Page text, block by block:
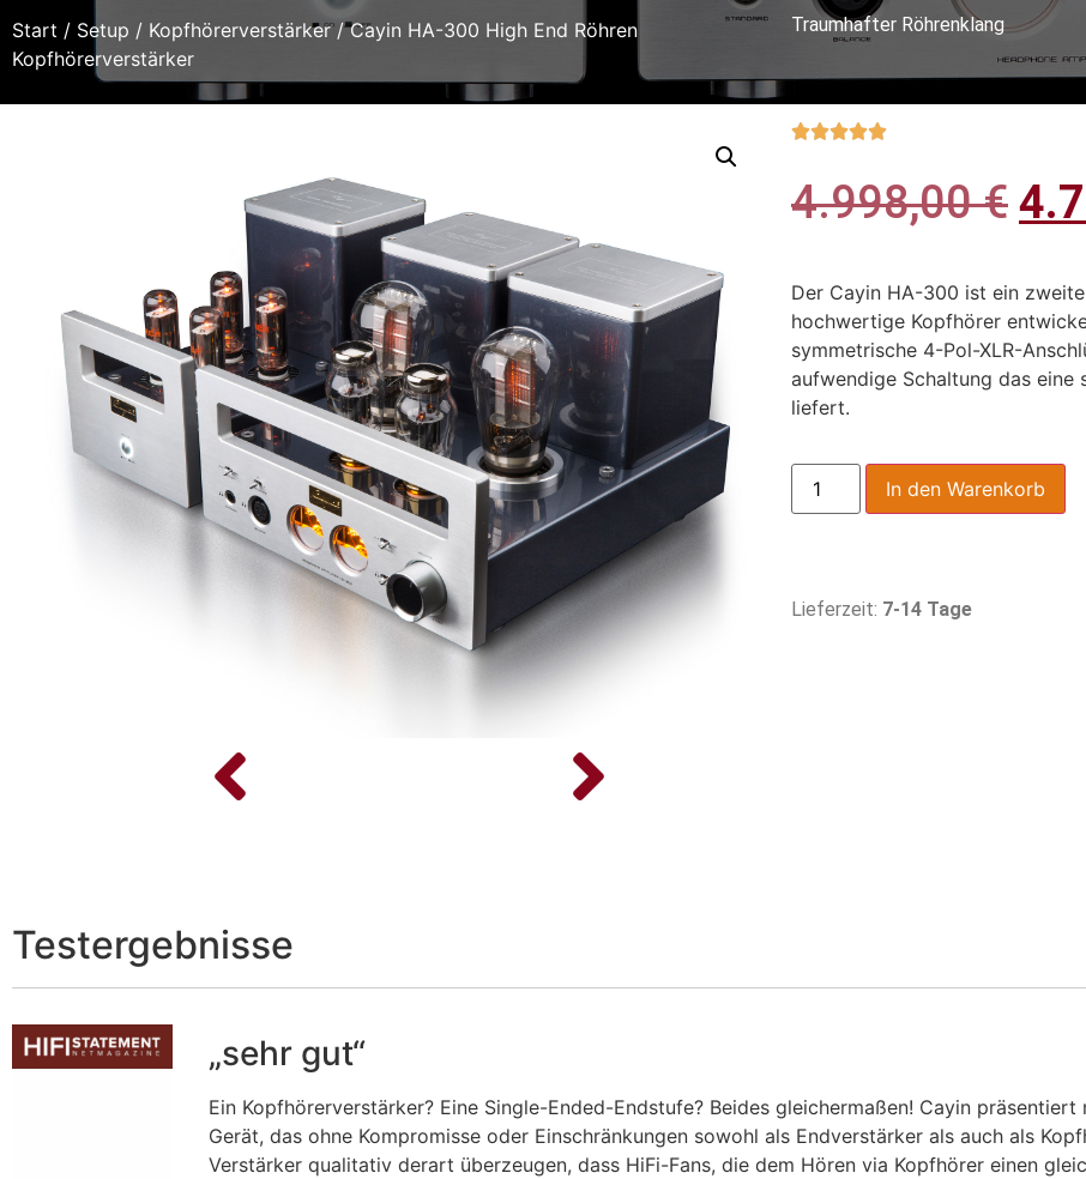
Start / Setup / Kopfhörerverstärker/ Cayin HA-300 High End Röhren
Kopfhörerverstärker
Traumhafter Röhrenklang

4.998,00€
Der Cayin HA-300 ist ein
hochwertige Kopfhörer
symmetrische 4-Pol-XLR-
aufwendige Schaltung das eine
liefert.
In den Warenkorb
Lieferzeit: 7-14 Tage
Testergebnisse
„sehr gut“
Ein Kopfhörerverstärker? Eine Single-Ended-Endstufe? Beides gleichermaßen! Cayin
Gerät, das ohne Kompromisse oder Einschränkungen sowohl als Endverstärker als auch als
Verstärker qualitativ derart überzeugen, dass HiFi-Fans, die dem Hören via Kopfhörer einen